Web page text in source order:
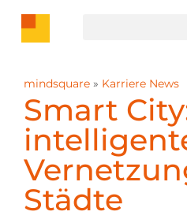
mindsquare » Karriere News
Smart
Städte